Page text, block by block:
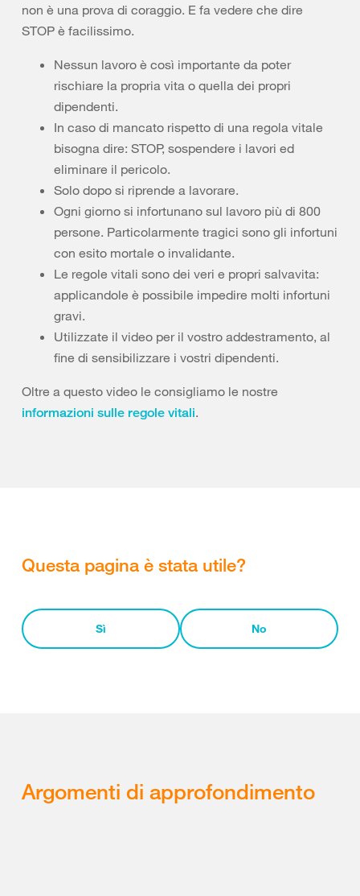
non è una prova di coraggio. E fa vedere che dire
STOP è facilissimo.
Nessun lavoro è così importante da poter
rischiare la propria vita o quella dei propri
dipendenti.
In caso di mancato rispetto di una regola vitale
bisogna dire: STOP, sospendere i lavori ed
eliminare il pericolo.
Solo dopo si riprende a lavorare.
Ogni giorno si infortunano sul lavoro più di 800
persone. Particolarmente tragici sono gli infortuni
con esito mortale o invalidante.
Le regole vitali sono dei veri e propri salvavita:
applicandole è possibile impedire molti infortuni
gravi.
Utilizzate il video per il vostro addestramento, al
fine di sensibilizzare i vostri dipendenti.
Oltre a questo video le consigliamo le nostre
informazioni sulle regole vitali.
Questa pagina è stata utile?
Sì No
Argomenti di approfondimento